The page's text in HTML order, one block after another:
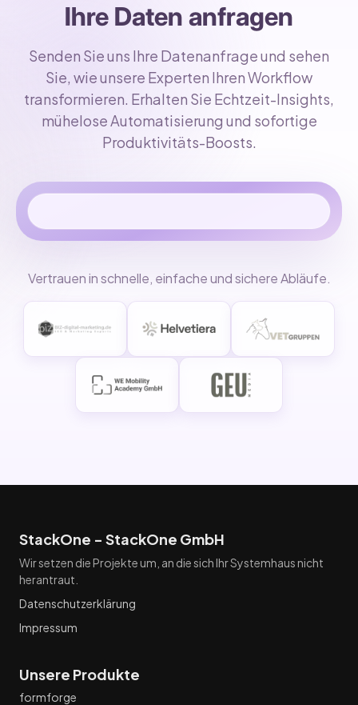
Ihre Daten anfragen
Senden Sie uns Ihre Datenanfrage und sehen
Sie, wie unsere Experten Ihren Workflow
transformieren. Erhalten Sie Echtzeit-Insights,
mühelose Automatisierung und sofortige
Produktivitäts-Boosts.
Vertrauen in schnelle, einfache und sichere Abläufe.
StackOne - StackOne GmbH
Wir setzen die Projekte um, an die sich Ihr Systemhaus nicht
herantraut.
Datenschutzerklärung
Impressum
Unsere Produkte
formforge